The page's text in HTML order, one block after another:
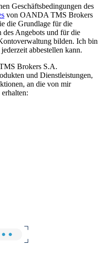
Geschäftsbedingungen des
von OANDA TMS Brokers
die Grundlage für die
Angebots und für die
bilden. Ich bin
abbestellen kann.
Brokers S.A.
und Dienstleistungen,
an die von mir